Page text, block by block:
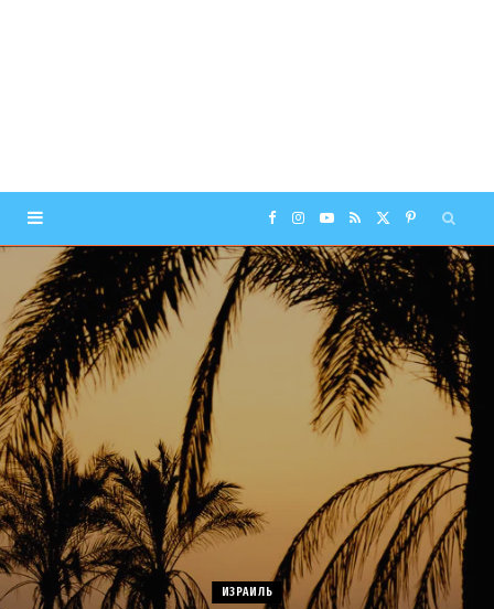
F
a
k
I
n
a
r
Y
o
u
T
u
e
R
S
S
(
w
t
t
e
P
n
t
r
e
s
ИЗРАИЛЬ